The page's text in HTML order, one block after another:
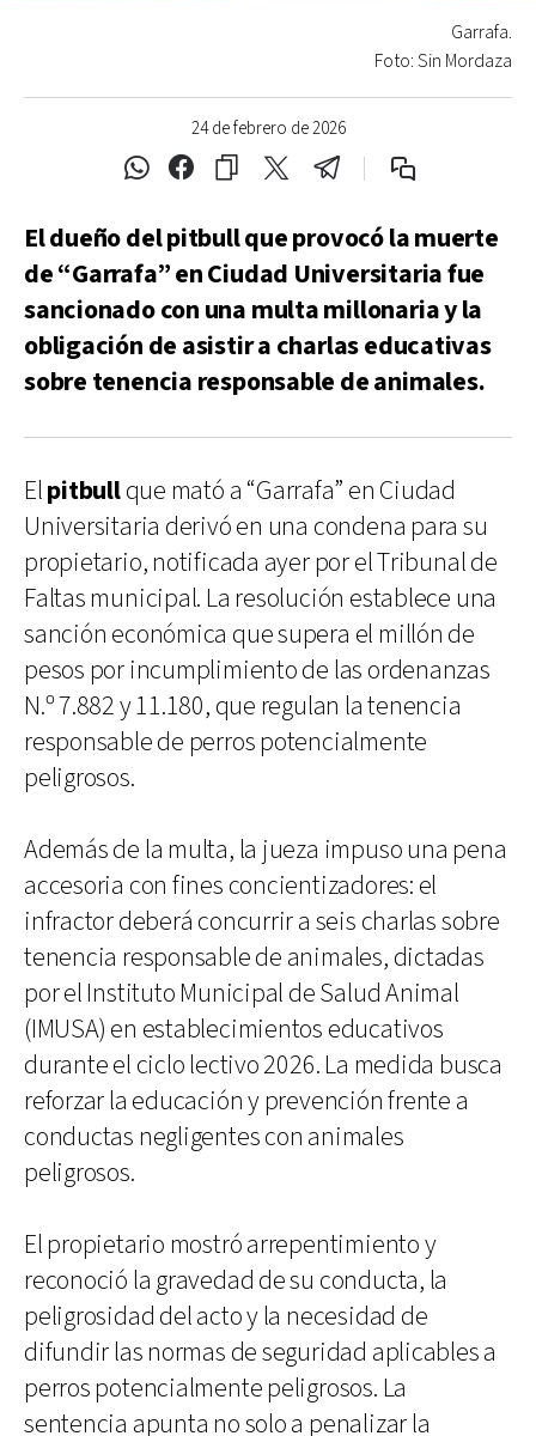
24 de febrero de 2026
Garrafa.
Foto: Sin Mordaza
El dueño del pitbull que provocó la muerte
de “Garrafa” en Ciudad Universitaria fue
sancionado con una multa millonaria y la
obligación de asistir a charlas educativas
sobre tenencia responsable de animales.
Elpitbullque mató a “Garrafa” en Ciudad
Universitaria derivó en una condena para su
propietario, notificada ayer por el Tribunal de
Faltas municipal. La resolución establece una
sanción económica que supera el millón de
pesos por incumplimiento de las ordenanzas
N.º 7.882 y 11.180, que regulan la tenencia
responsable de perros potencialmente
peligrosos.
Además de la multa, la jueza impuso una pena
accesoria con fines concientizadores: el
infractor deberá concurrir a seis charlas sobre
tenencia responsable de animales, dictadas
por el Instituto Municipal de Salud Animal
(IMUSA) en establecimientos educativos
durante el ciclo lectivo 2026. La medida busca
reforzar la educación y prevención frente a
conductas negligentes con animales
peligrosos.
El propietario mostró arrepentimiento y
reconoció la gravedad de su conducta, la
peligrosidad del acto y la necesidad de
difundir las normas de seguridad aplicables a
perros potencialmente peligrosos. La
sentencia apunta no solo a penalizar la